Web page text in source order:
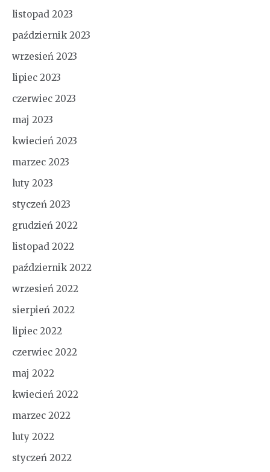
listopad 2023
październik 2023
wrzesień 2023
lipiec 2023
czerwiec 2023
maj 2023
kwiecień 2023
marzec 2023
luty 2023
styczeń 2023
grudzień 2022
listopad 2022
październik 2022
wrzesień 2022
sierpień 2022
lipiec 2022
czerwiec 2022
maj 2022
kwiecień 2022
marzec 2022
luty 2022
styczeń 2022